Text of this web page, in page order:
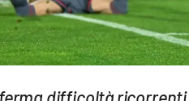
difficoltà ricorrenti